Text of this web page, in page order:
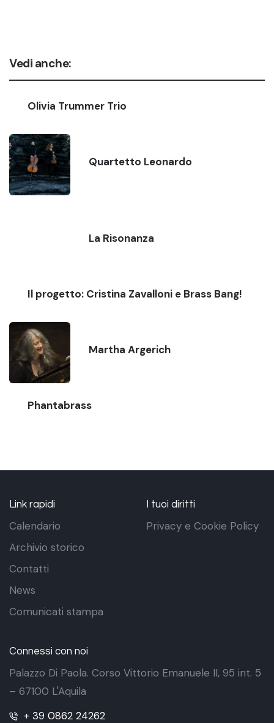
Vedi anche:
Olivia Trummer Trio
Quartetto Leonardo
La Risonanza
Il progetto: Cristina Zavalloni e Brass Bang!
Martha Argerich
Phantabrass
Link rapidi
Calendario
Archivio storico
Contatti
News
Comunicati stampa
I tuoi diritti
Privacy e Cookie Policy
Connessi con noi
Palazzo Di Paola. Corso Vittorio Emanuele II, 95 int. 5
– 67100 L'Aquila
+ 39 0862 24262